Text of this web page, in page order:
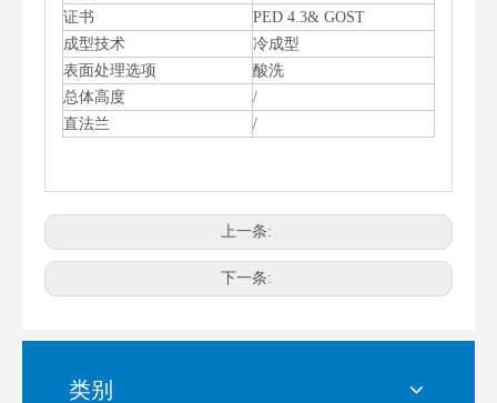
证书
PED 4.3& GOST
成型技术
冷成型
表面处理选项
酸洗
总体高度
/
直法兰
/
上一条:
下一条:
类别